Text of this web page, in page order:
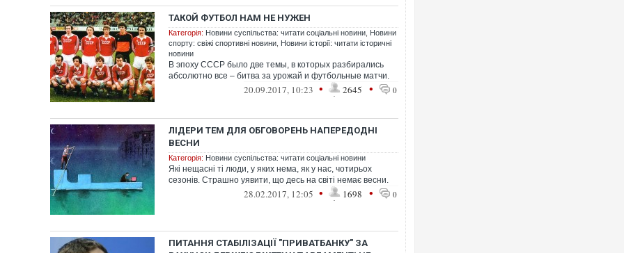
ТАКОЙ ФУТБОЛ НАМ НЕ НУЖЕН
Категорія: Новини суспільства: читати соціальні новини Новини
спорту: свіжі спортивні новини Новини історії: читати історичні
новини
В эпоху СССР было две темы, в которых разбирались
абсолютно все – битва за урожай и футбольные матчи.
20.09.2017, 10:23 • 2645 • 0
ЛІДЕРИ ТЕМ ДЛЯ ОБГОВОРЕНЬ НАПЕРЕДОДНІ
ВЕСНИ
Категорія: Новини суспільства: читати соціальні новини
Які нещасні ті люди, у яких нема, як у нас, чотирьох
сезонів. Страшно уявити, що десь на світі немає весни.
28.02.2017, 12:05 • 1698 • 0
ПИТАННЯ СТАБІЛІЗАЦІЇ "ПРИВАТБАНКУ" ЗА